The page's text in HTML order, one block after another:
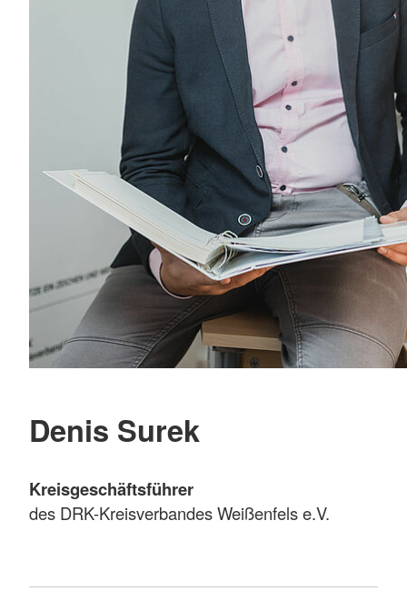
Denis Surek
Kreisgeschäftsführer
des DRK-Kreisverbandes Weißenfels e.V.